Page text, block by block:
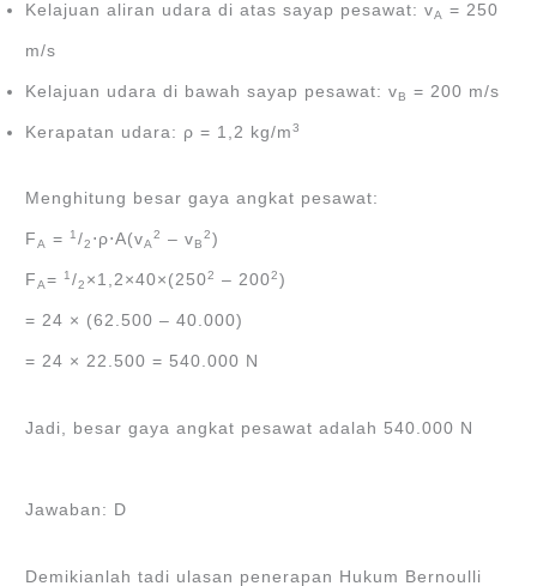
Kelajuan aliran udara di atas sayap pesawat: vA = 250
m/s
Kelajuan udara di bawah sayap pesawat: vB = 200 m/s
Kerapatan udara: ρ = 1,2 kg/m3
Menghitung besar gaya angkat pesawat:
FA = 1 /2 ⋅ρ⋅A(vA
2 – vB
2)
FA= 1 /2 ×1,2×40×(2502 – 2002)
= 24 × (62.500 – 40.000)
= 24 × 22.500 = 540.000 N
Jadi, besar gaya angkat pesawat adalah 540.000 N
Jawaban: D
Demikianlah tadi ulasan penerapan Hukum Bernoulli